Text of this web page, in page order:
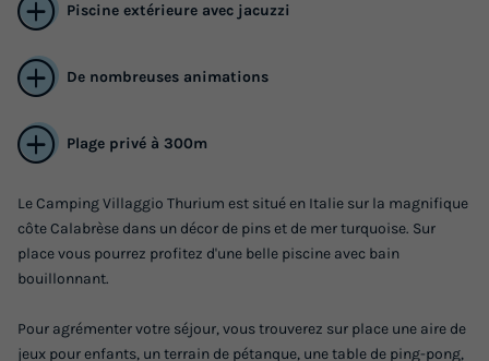
Piscine extérieure avec jacuzzi
De nombreuses animations
Plage privé à 300m
Le Camping Villaggio Thurium est situé en Italie sur la magnifique
côte Calabrèse dans un décor de pins et de mer turquoise. Sur
place vous pourrez profitez d'une belle piscine avec bain
bouillonnant.
Pour agrémenter votre séjour, vous trouverez sur place une aire de
jeux pour enfants, un terrain de pétanque, une table de ping-pong,